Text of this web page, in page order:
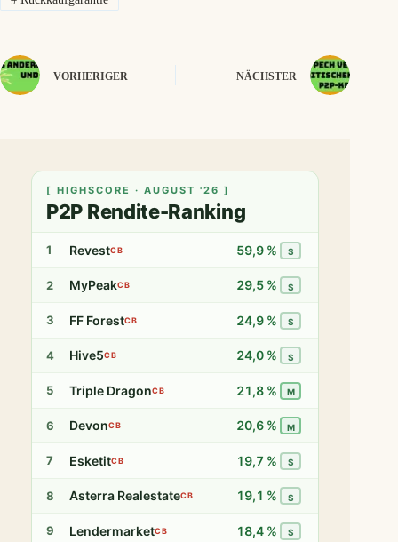
VORHERIGER NÄCHSTER
[ HIGHSCORE · AUGUST '26 ]
P2P Rendite-Ranking
1 RevestCB 59,9 % S
2 MyPeakCB 29,5 % S
3 FF ForestCB 24,9 % S
4 Hive5CB 24,0 % S
5 Triple DragonCB 21,8 % M
6 DevonCB 20,6 % M
7 EsketitCB 19,7 % S
8 Asterra RealestateCB 19,1 % S
9 LendermarketCB 18,4 % S